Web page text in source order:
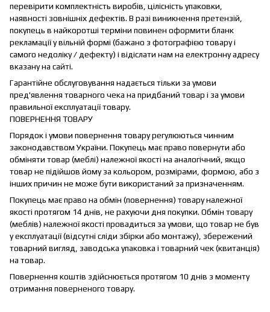
перевірити комплектність виробів, цілісність упаковки,
наявності зовнішніх дефектів. В разі виникнення претензій,
покупець в найкоротші терміни повинен оформити бланк
рекламації у вільній формі (бажано з фотографією товару і
самого недоліку / дефекту) і відіслати нам на електронну адресу
вказану на сайті.
Гарантійне обслуговування надається тільки за умови
пред'явлення товарного чека на придбаний товар і за умови
правильної експлуатації товару.
ПОВЕРНЕННЯ ТОВАРУ
Порядок і умови повернення товару регулюються чинним
законодавством України. Покупець має право повернути або
обміняти товар (меблі) належної якості на аналогічний, якщо
товар не підійшов йому за кольором, розмірами, формою, або з
інших причин не може бути використаний за призначенням.
Покупець має право на обмін (повернення) товару належної
якості протягом 14 днів, не рахуючи дня покупки. Обмін товару
(меблів) належної якості провадиться за умови, що товар не був
у експлуатації (відсутні сліди збірки або монтажу), збережений
товарний вигляд, заводська упаковка і товарний чек (квитанція)
на товар.
Повернення коштів здійснюється протягом 10 днів з моменту
отримання поверненого товару.